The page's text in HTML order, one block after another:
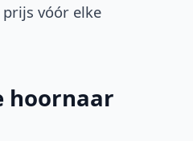
vóór elke
hoornaar